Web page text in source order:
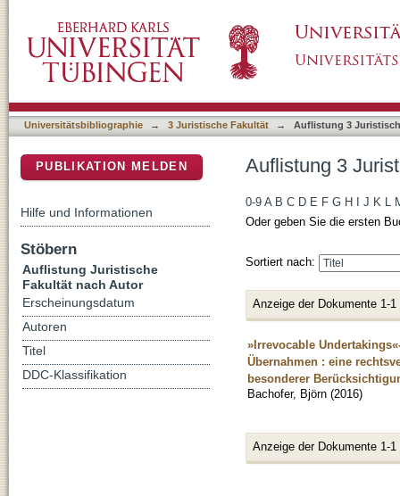
Universitätsbibliographie → 3 Juristische Fakultät → Auflistung 3
Auflistung 3
0-9 A B C D E F G H J K L
Oder geben Sie die ersten
Sortiert nach:
Anzeige der Dokumente 1-1
»Irrevocable
Übernahmen : eine
besonderer
Bachofer, Björn (2016)
Anzeige der Dokumente 1-1
PUBLIKATION MELDEN
Hilfe und Informationen
Stöbern
Auflistung Juristische
Fakultät nach Autor
Erscheinungsdatum
Autoren
Titel
DDC-Klassifikation